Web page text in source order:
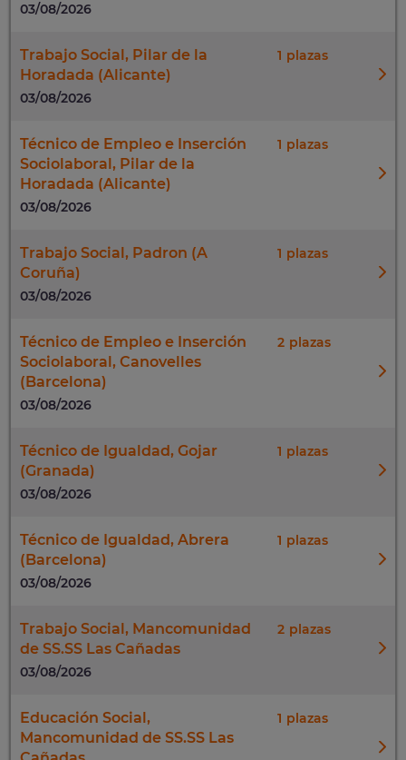
03/08/2026
Trabajo Social, Pilar de la
Horadada (Alicante)
1
03/08/2026
Técnico de Empleo e Inserción
Sociolaboral, Pilar de la
Horadada (Alicante)
1
03/08/2026
Trabajo Social, Padron (A
Coruña)
1
03/08/2026
Técnico de Empleo e Inserción
Sociolaboral, Canovelles
(Barcelona)
2
03/08/2026
Técnico de Igualdad, Gojar
(Granada)
1
03/08/2026
Técnico de Igualdad, Abrera
(Barcelona)
1
03/08/2026
Trabajo Social, Mancomunidad
de SS.SS Las Cañadas
2
03/08/2026
Educación Social,
Mancomunidad de SS.SS Las
1